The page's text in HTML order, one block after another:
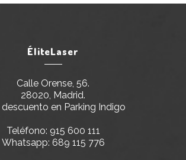
ÉliteLaser
Calle Orense, 56.
28020, Madrid.
descuento en Parking Indigo
Teléfono: 915 600 111
Whatsapp: 689 115 776